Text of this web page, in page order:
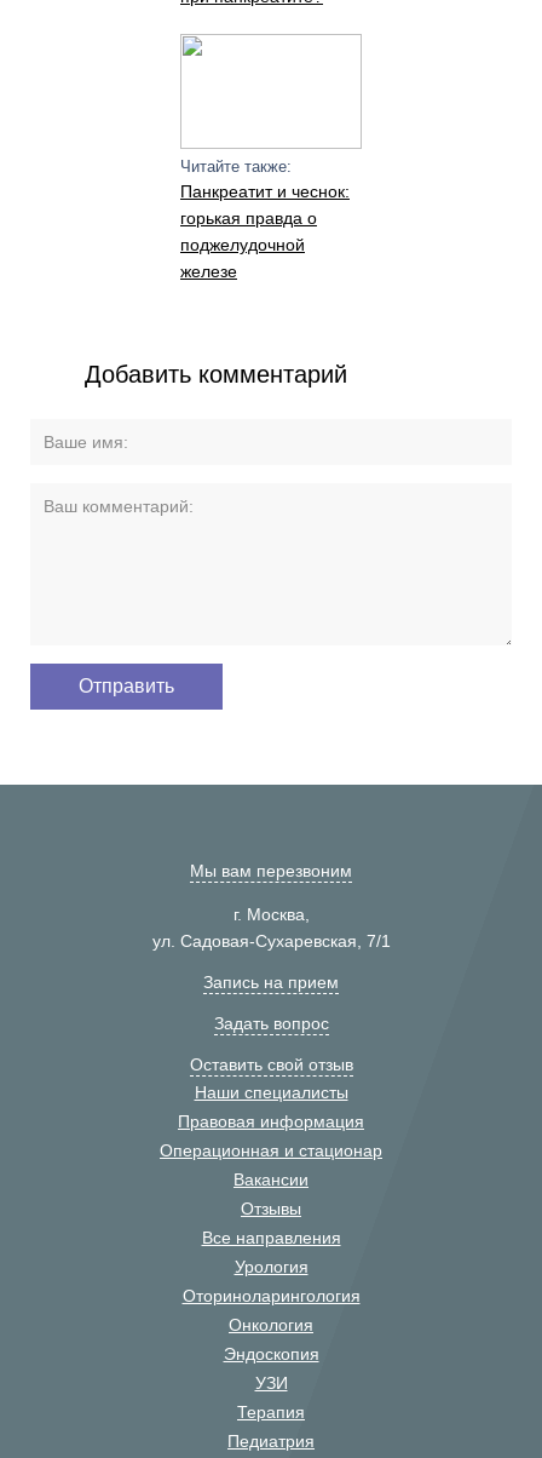
Читайте также:
Панкреатит и чеснок:
горькая правда о
поджелудочной
железе
Добавить комментарий
Мы вам перезвоним
г. Москва,
ул. Садовая-Сухаревская, 7/1
Запись на прием
Задать вопрос
Оставить свой отзыв
Наши специалисты
Правовая информация
Операционная и стационар
Вакансии
Отзывы
Все направления
Урология
Оториноларингология
Онкология
Эндоскопия
УЗИ
Терапия
Педиатрия